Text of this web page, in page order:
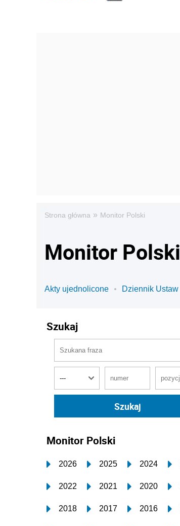
Strona główna » Monitor Polski
Monitor Polski
Akty ujednolicone Dziennik Ustaw
Szukaj
Monitor Polski
2026 2025 2024
2022 2021 2020
2018 2017 2016